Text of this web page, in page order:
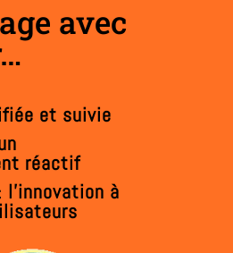
avec
et suivie
réactif
à